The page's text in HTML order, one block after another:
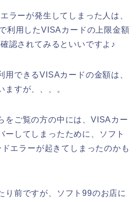
ラーが発生してしまった人は、
利用したVISAカードの上限金額
認されてみるといいですよ♪
用できるVISAカードの金額は、
ますが、、、。
をご覧の方の中には、VISAカー
ーしてしまったために、ソフト
エラーが起きてしまったのかも
り前ですが、ソフト99のお店に